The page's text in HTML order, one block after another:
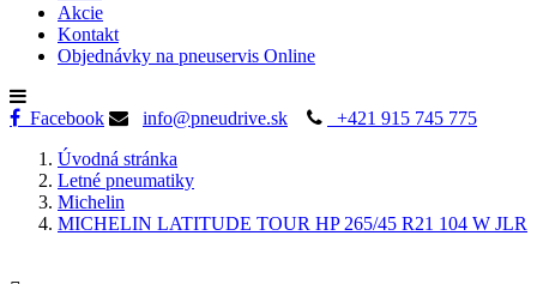
Akcie
Kontakt
Objednávky na pneuservis Online
Facebook info@pneudrive.sk
+421 915 745 775
Úvodná stránka
Letné pneumatiky
Michelin
MICHELIN LATITUDE TOUR HP 265/45 R21 104 W JLR